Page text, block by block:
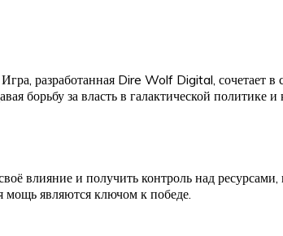
разработанная Dire Wolf Digital, сочетает
за власть в галактической политике
влияние и получить контроль над
мощь являются ключом к победе.